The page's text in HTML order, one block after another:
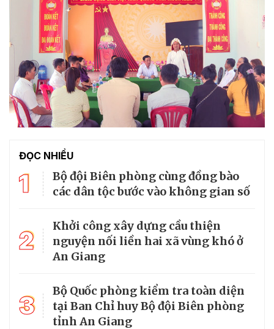
ĐỌC NHIỀU
1
Bộ đội Biên phòng cùng đồng bào
các dân tộc bước vào không gian số
2
Khởi công xây dựng cầu thiện
nguyện nối liền hai xã vùng khó ở
An Giang
3
Bộ Quốc phòng kiểm tra toàn diện
tại Ban Chỉ huy Bộ đội Biên phòng
tỉnh An Giang